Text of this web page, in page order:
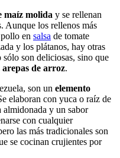
maíz molida y se rellenan
Aunque los rellenos más
en salsa de tomate
y los plátanos, hay otras
son deliciosas, sino que
arepas de arroz.
son un elemento
elaboran con yuca o raíz de
almidonada y un sabor
con cualquier
las más tradicionales son
se cocinan crujientes por